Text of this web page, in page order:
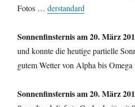
Fotos …derstandard
Sonnenfinsternis am 20. März
und konnte die heutige partielle
gutem Wetter von Alpha bis
Sonnenfinsternis am 20. März